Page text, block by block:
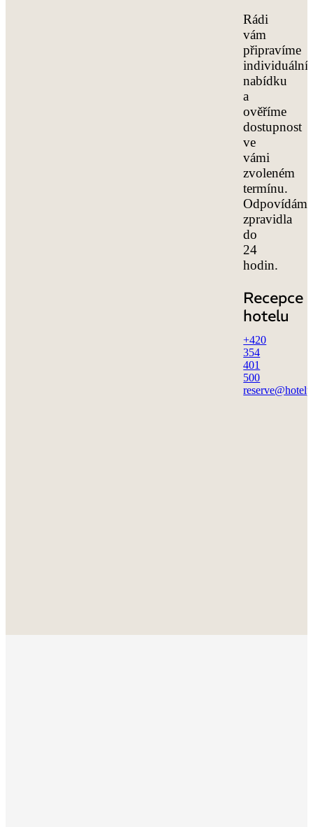
Rádi
vám
připravíme
individuální
nabídku
a
ověříme
dostupnost
ve
vámi
zvoleném
termínu.
Odpovídáme
zpravidla
do
24
hodin.
Recepce
hotelu
+420
354
401
500